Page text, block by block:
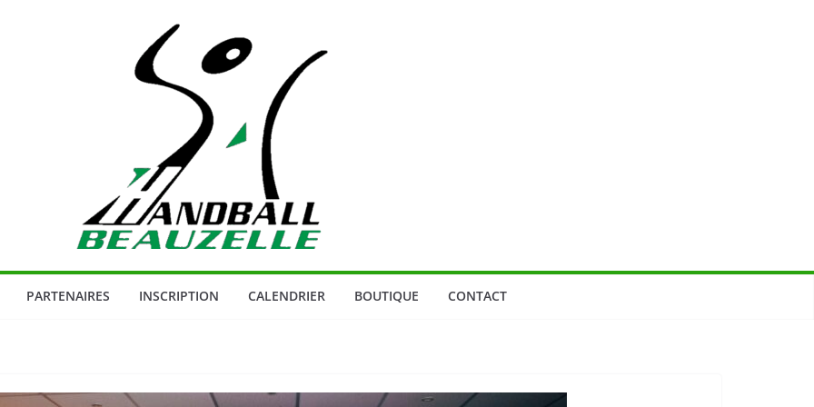
PARTENAIRES INSCRIPTION CALENDRIER BOUTIQUE CONTACT